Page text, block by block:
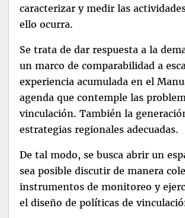
caracterizar y medir las
ello ocurra.
Se trata de dar respuesta a la
un marco de comparabilidad a
experiencia acumulada en el
agenda que contemple las
vinculación. También la
estrategias regionales adecuadas.
De tal modo, se busca abrir un
sea posible discutir de manera
instrumentos de monitoreo y
el diseño de políticas de